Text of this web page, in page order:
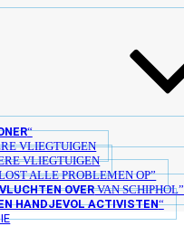
“
VLIEGTUIGEN
VLIEGTUIGEN
ALLE PROBLEMEN OP”
OVERVAN SCHIPHOL”
HANDJEVOL ACTIVISTEN“